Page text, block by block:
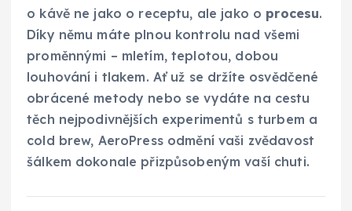
o kávě ne jako o receptu, ale jako o procesu.
Díky němu máte plnou kontrolu nad všemi
proměnnými – mletím, teplotou, dobou
louhování i tlakem. Ať už se držíte osvědčené
obrácené metody nebo se vydáte na cestu
těch nejpodivnějších experimentů s turbem a
cold brew, AeroPress odmění vaši zvědavost
šálkem dokonale přizpůsobeným vaší chuti.